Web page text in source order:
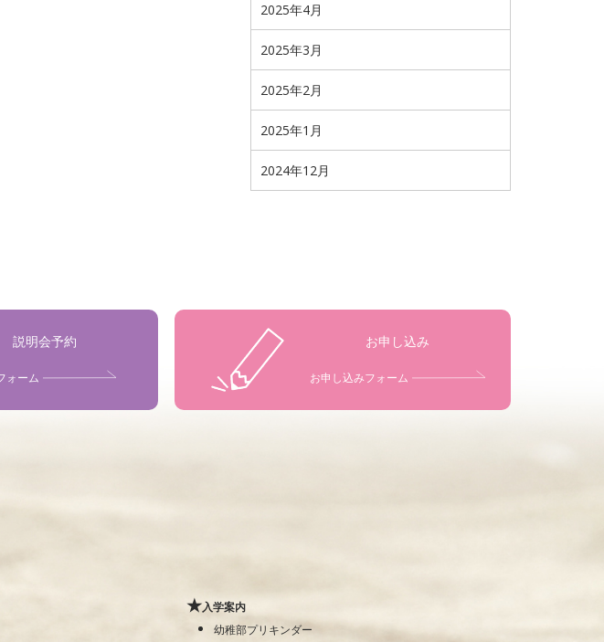
2025年4月
2025年3月
2025年2月
2025年1月
2024年12月
説明会予約
ォーム
お申し込み
お申し込みフォーム
入学案内
幼稚部プリキンダー